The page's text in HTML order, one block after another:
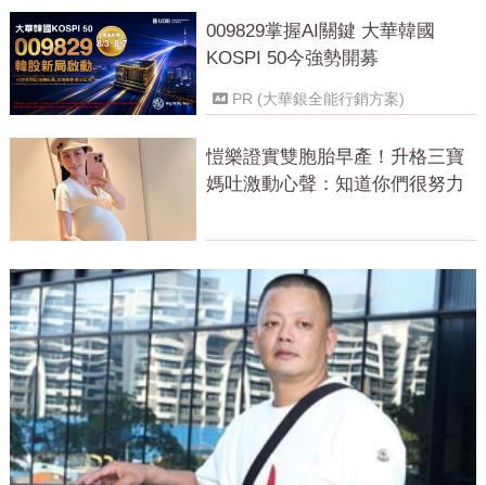
009829掌握AI關鍵 大華韓國
KOSPI 50今強勢開募
PR (大華銀全能行銷方案)
愷樂證實雙胞胎早產！升格三寶
媽吐激動心聲：知道你們很努力